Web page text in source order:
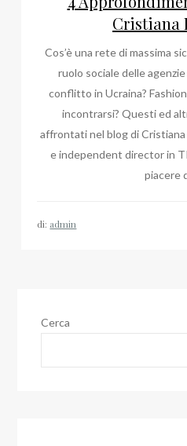
Cristiana
Cos’è una rete di massima
ruolo sociale delle
conflitto in Ucraina?
incontrarsi? Questi ed
affrontati nel blog di
e independent director in
piacere
di: admin
Cerca